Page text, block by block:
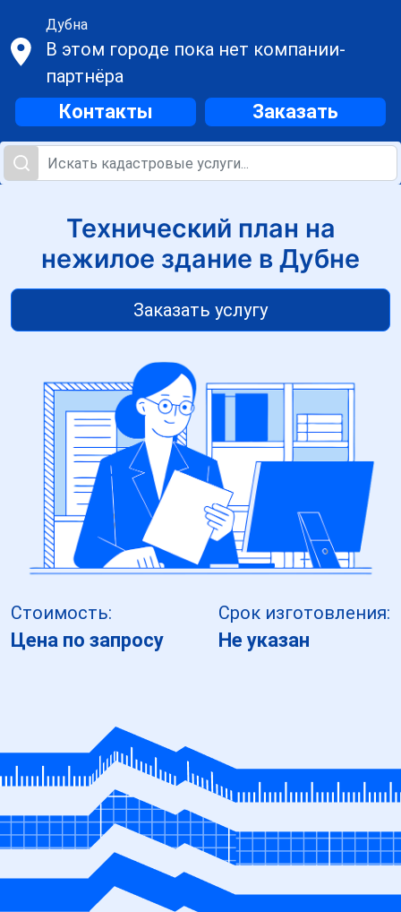
Дубна
В этом городе пока нет компании-
партнёра
Контакты Заказать
Технический план на
нежилое здание в Дубне
Заказать услугу
Стоимость:
Цена по запросу
Срок изготовления:
Не указан